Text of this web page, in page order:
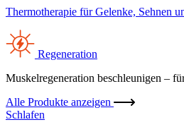
Thermotherapie für Gelenke, Sehnen
Regeneration
Muskelregeneration beschleunigen –
Alle Produkte anzeigen
Schlafen